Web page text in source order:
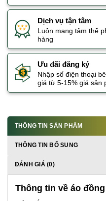
Dịch vụ tận tâm
Luôn mang tâm thế
hàng
Ưu đãi đăng ký
Nhập số điện thoại
giá từ 5-15% giá sản
THÔNG TIN SẢN PHẨM
THÔNG TIN BỔ SUNG
ĐÁNH GIÁ (0)
Thông tin về áo